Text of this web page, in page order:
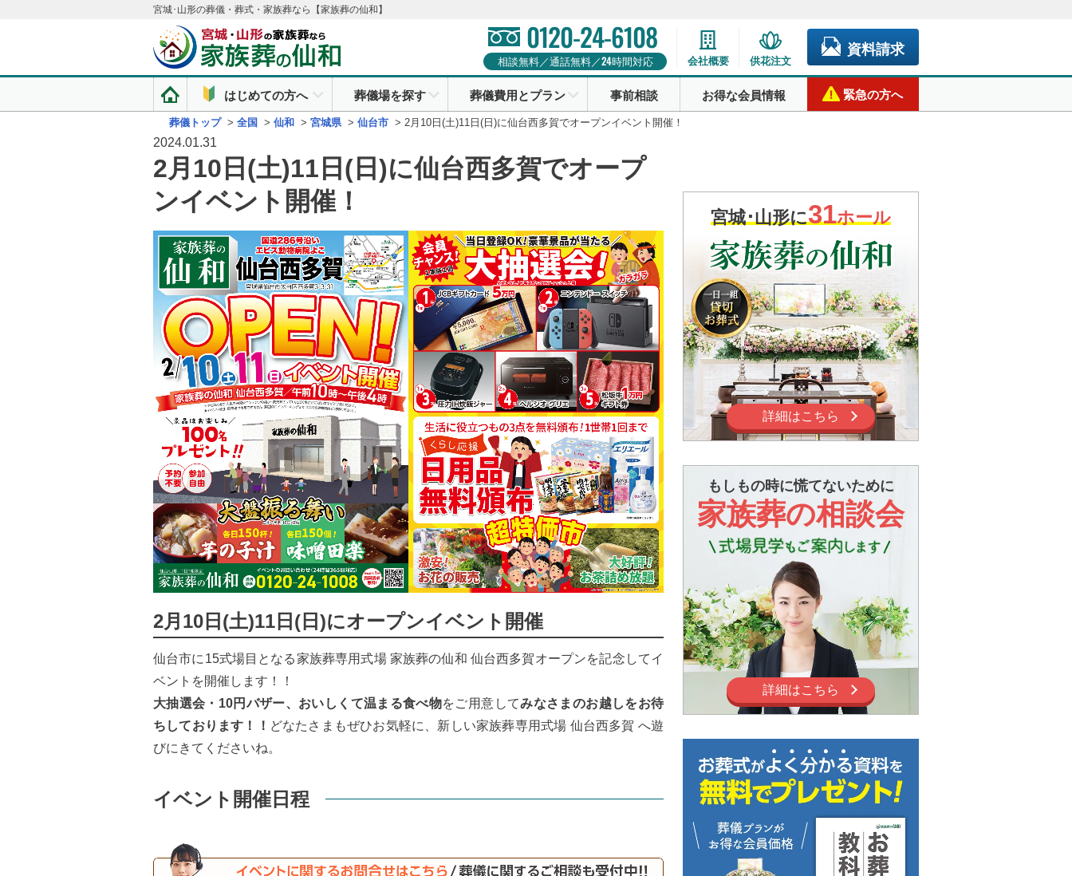
宮城･山形の葬儀・葬式・家族葬なら【家族葬の仙和】
0120-24-6108
相談無料／通話無料／24時間対応 会社概要 供花注文
資料請求
はじめての方へ 葬儀場を探す 葬儀費用とプラン 事前相談 お得な会員情報 緊急の方へ
葬儀トップ > 全国 > 仙和 > 宮城県 > 仙台市 > 2月10日(土)11日(日)に仙台西多賀でオープンイベント開催！
2024.01.31
2月10日(土)11日(日)に仙台西多賀でオープ
ンイベント開催！
2月10日(土)11日(日)にオープンイベント開催
仙台市に15式場目となる家族葬専用式場 家族葬の仙和 仙台西多賀オープンを記念してイ
ベントを開催します！！
大抽選会・10円バザー、おいしくて温まる食べ物をご用意してみなさまのお越しをお待
ちしております！！ どなたさまもぜひお気軽に、新しい家族葬専用式場 仙台西多賀 へ遊
びにきてくださいね。
イベント開催日程
宮城･山形に31ホール
詳細はこちら
もしもの時に慌てないために
家族葬の相談会
詳細はこちら